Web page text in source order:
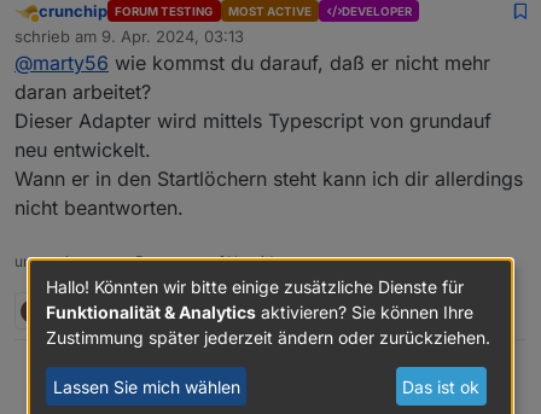
Ein allgemeine Frage. DutchmanNL scheint ja nicht
mehr an dem Adapter zu arbeiten.
Wird der Adapter noch weiterentwickelt bzw. Fehler
behoben?
Abwesend
crunchip FORUM TESTING MOST ACTIVE DEVELOPER
schrieb am 9. Apr. 2024, 03:13
zuletzt editiert von
@marty56 wie kommst du darauf, daß er nicht mehr
daran arbeitet?
Dieser Adapter wird mittels Typescript von grundauf
neu entwickelt.
Wann er in den Startlöchern steht kann ich dir allerdings
nicht beantworten.
umgestiegen von Proxmox auf Unraid
W 2 Antworten 2
crunchip @marty56wie kommst du darauf, daß er nicht mehr
daran arbeitet?
Hallo! Könnten wir bitte einige zusätzliche Dienste für
Funktionalität & Analytics aktivieren? Sie können Ihre
Zustimmung später jederzeit ändern oder zurückziehen.
Lassen Sie mich wählen Das ist ok